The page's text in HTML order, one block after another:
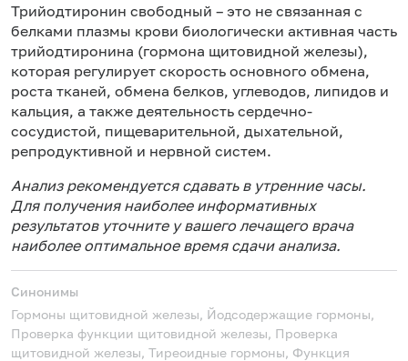
Трийодтиронин свободный – это не связанная с
белками плазмы крови биологически активная часть
трийодтиронина (гормона щитовидной железы),
которая регулирует скорость основного обмена,
роста тканей, обмена белков, углеводов, липидов и
кальция, а также деятельность сердечно-
сосудистой, пищеварительной, дыхательной,
репродуктивной и нервной систем.
Анализ рекомендуется сдавать в утренние часы.
Для получения наиболее информативных
результатов уточните у вашего лечащего врача
наиболее оптимальное время сдачи анализа.
Синонимы
Гормоны щитовидной железы, Йодсодержащие гормоны,
Проверка функции щитовидной железы, Проверка
щитовидной железы, Тиреоидные гормоны, Функция